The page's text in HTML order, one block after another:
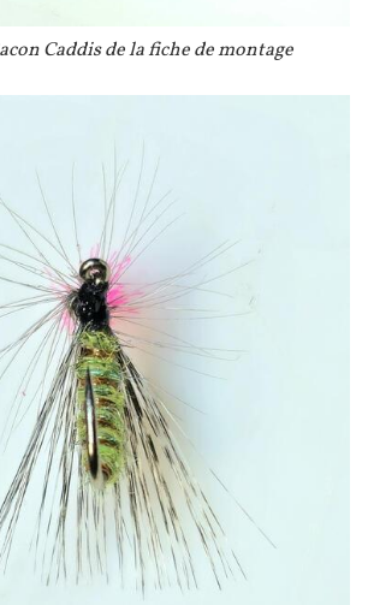
Caddis de la fiche de montage